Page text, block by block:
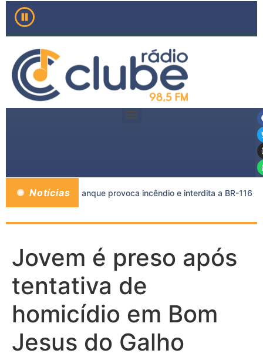
Notícias
e caminhão-tanque provoca incêndio e interdita a BR-116
Jovem é preso após
tentativa de
homicídio em Bom
Jesus do Galho